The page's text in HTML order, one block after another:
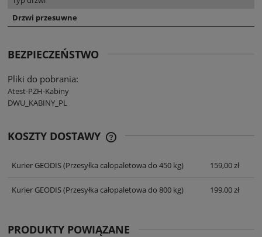
Drzwi przesuwne
BEZPIECZEŃSTWO
Pliki do pobrania:
Atest-PZH-Kabiny
DWU_KABINY_PL
KOSZTY DOSTAWY
Kurier GEODIS(Przesyłka całopaletowa do 450 kg) 159,00 zł
Kurier GEODIS(Przesyłka całopaletowa do 800 kg) 199,00 zł
PRODUKTY POWIĄZANE